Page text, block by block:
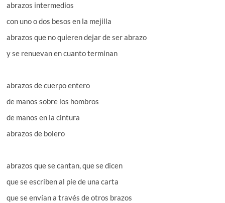
abrazos intermedios
con uno o dos besos en la mejilla
abrazos que no quieren dejar de ser abrazo
y se renuevan en cuanto terminan
abrazos de cuerpo entero
de manos sobre los hombros
de manos en la cintura
abrazos de bolero
abrazos que se cantan, que se dicen
que se escriben al pie de una carta
que se envían a través de otros brazos